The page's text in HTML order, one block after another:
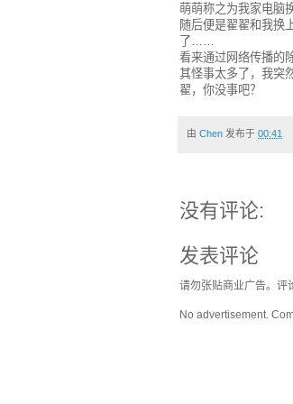
萌萌称之为我家电脑
随后便是翟翟和我换
了……
看来通过网络传播的
其怪事太多了，我突
翟，你没事吧？
由 Chen 发布于 00:41
没有评论:
发表评论
请勿张贴商业广告。评
No advertisement.